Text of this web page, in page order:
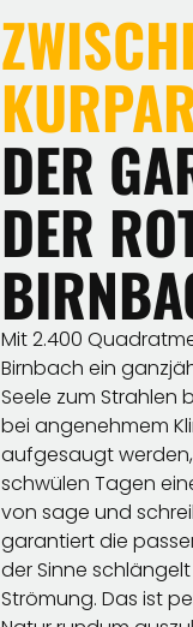
DER
DER
Mit 2.400
Birnbach ein
Seele zum Strahlen
bei angenehmem
aufgesaugt
schwülen Tagen
von sage und
garantiert die
der Sinne
Strömung. Das ist